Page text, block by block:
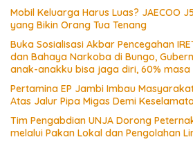
Mobil Keluarga Harus Luas? JAECOO
yang Bikin Orang Tua Tenang
Buka Sosialisasi Akbar Pencegahan
dan Bahaya Narkoba di Bungo,
anak-anakku bisa jaga diri, 60%
Pertamina EP Jambi Imbau
Atas Jalur Pipa Migas Demi
Tim Pengabdian UNJA Dorong
melalui Pakan Lokal dan Pengolahan